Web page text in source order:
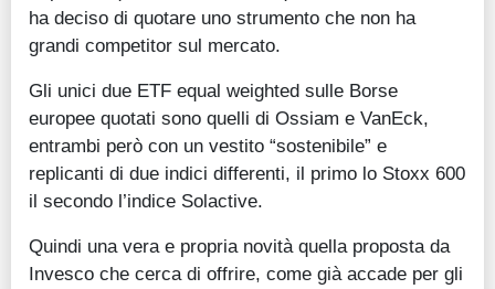
ha deciso di quotare uno strumento che non ha
grandi competitor sul mercato.
Gli unici due ETF equal weighted sulle Borse
europee quotati sono quelli di Ossiam e VanEck,
entrambi però con un vestito “sostenibile” e
replicanti di due indici differenti, il primo lo Stoxx 600
il secondo l’indice Solactive.
Quindi una vera e propria novità quella proposta da
Invesco che cerca di offrire, come già accade per gli